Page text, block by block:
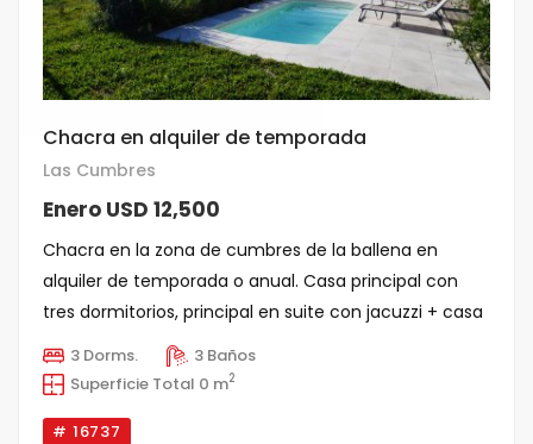
Chacra en alquiler de temporada
Las Cumbres
Enero USD 12,500
Chacra en la zona de cumbres de la ballena en
alquiler de temporada o anual. Casa principal con
tres dormitorios, principal en suite con jacuzzi + casa
de hues [...]
3 Dorms.
3 Baños
Superficie Total 0 m2
# 16737